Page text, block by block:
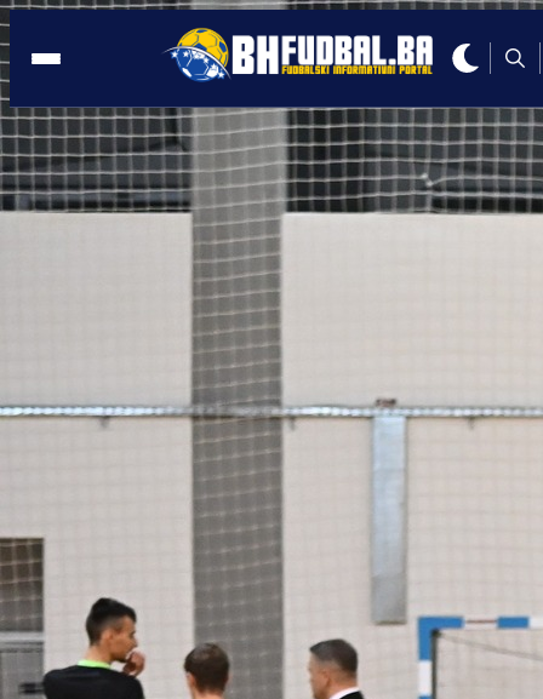
KAKVA MAJSTORIJA: Sadet Šahinović
pogodio u stilu Ricardinha!
Redakcija